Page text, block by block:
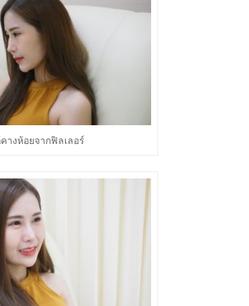
างห้อยจากฟิลเลอร์